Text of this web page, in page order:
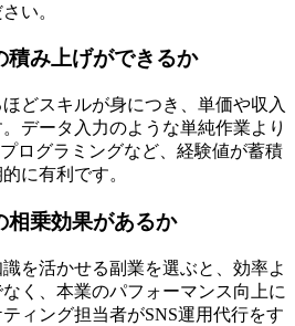
い。
積み上げができるか
どスキルが身につき、単価や収入
データ入力のような単純作業より
ログラミングなど、経験値が蓄積
に有利です。
相乗効果があるか
を活かせる副業を選ぶと、効率よ
く、本業のパフォーマンス向上に
ィング担当者がSNS運用代行をす